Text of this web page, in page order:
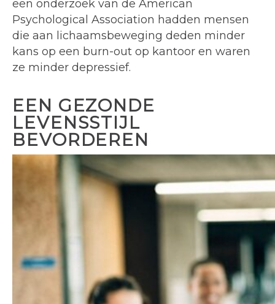
een onderzoek van de American
Psychological Association hadden mensen
die aan lichaamsbeweging deden minder
kans op een burn-out op kantoor en waren
ze minder depressief.
EEN GEZONDE
LEVENSSTIJL
BEVORDEREN